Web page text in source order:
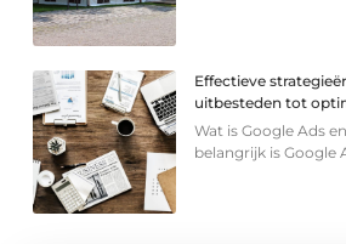
Effectieve
uitbesteden tot
Wat is Google Ads
belangrijk is Google